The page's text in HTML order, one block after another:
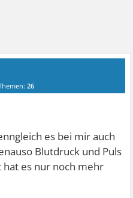
26
es bei mir auch
Blutdruck und Puls
es nur noch mehr